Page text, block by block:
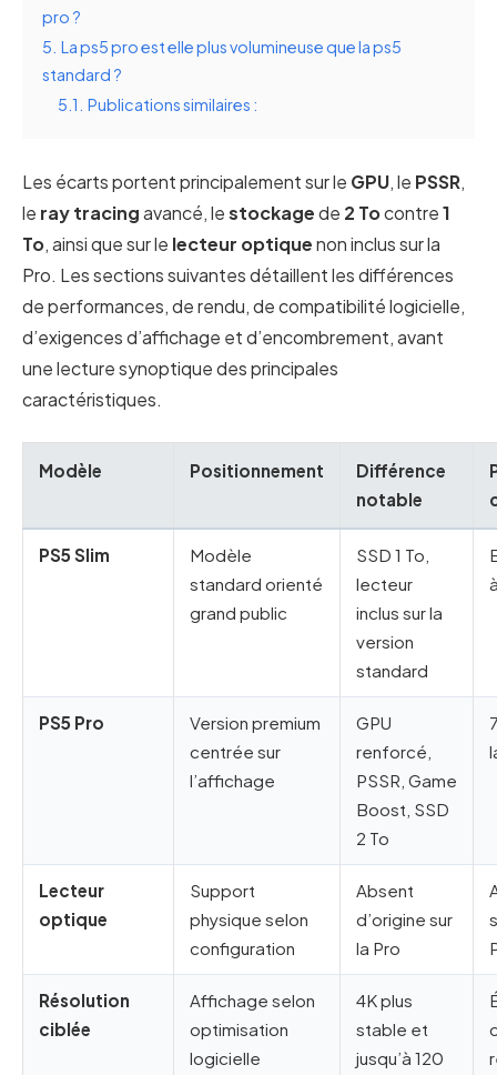
pro ?
5. La ps5 pro est elle plus volumineuse que la ps5
standard ?
5.1. Publications similaires :
Les écarts portent principalement sur le GPU, le PSSR,
le ray tracingavancé, lestockagede 2 Tocontre1
To, ainsi que sur le lecteur optiquenon inclus sur la
Pro. Les sections suivantes détaillent les différences
de performances, de rendu, de compatibilité logicielle,
d’exigences d’affichage et d’encombrement, avant
une lecture synoptique des principales
caractéristiques.
Modèle Positionnement
Différence
notable
PS5 Slim
Modèle
standard orienté
grand public
SSD 1 To,
lecteur
inclus sur la
version
standard
PS5 Pro
Version premium
centrée sur
l’affichage
GPU
renforcé,
PSSR, Game
Boost, SSD
2 To
Lecteur
optique
Support
physique selon
configuration
Absent
d’origine sur
la Pro
Résolution
ciblée
Affichage selon
optimisation
logicielle
4K plus
stable et
jusqu’à 120